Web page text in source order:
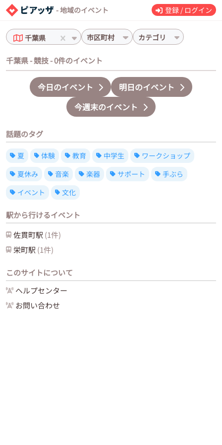
- 地域のイベント 登録 / ログイン
千葉県 市区町村 カテゴリ
千葉県 - 競技 - 0件のイベント
今日のイベント
明日のイベント
今週末のイベント
話題のタグ
夏 体験 教育 中学生
ワークショップ
夏休み
音楽 楽器 サポート
手ぶら
イベント
文化
駅から行けるイベント
佐貫町駅 (1件)
栄町駅 (1件)
このサイトについて
ヘルプセンター
お問い合わせ